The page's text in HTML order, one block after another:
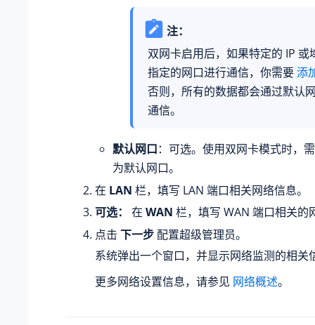
注：
双网卡启用后，如果特定的 IP 或
指定的网口进行通信，你需要添
否则，所有的数据都会通过默认
通信。
默认网口：可选。使用双网卡模式时，
为默认网口。
在 LAN 栏，填写 LAN 端口相关网络信息。
可选：
在 WAN 栏，填写 WAN 端口相关的
点击 下一步 配置超级管理员。
系统弹出一个窗口，并显示网络监测的相关
更多网络设置信息，请参见 网络概述。